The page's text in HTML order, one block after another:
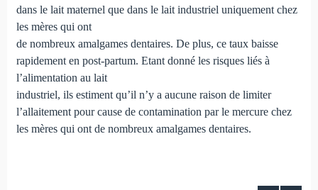
dans le lait maternel que dans le lait industriel uniquement chez
les mères qui ont
de nombreux amalgames dentaires. De plus, ce taux baisse
rapidement en post-partum. Etant donné les risques liés à
l’alimentation au lait
industriel, ils estiment qu’il n’y a aucune raison de limiter
l’allaitement pour cause de contamination par le mercure chez
les mères qui ont de nombreux amalgames dentaires.